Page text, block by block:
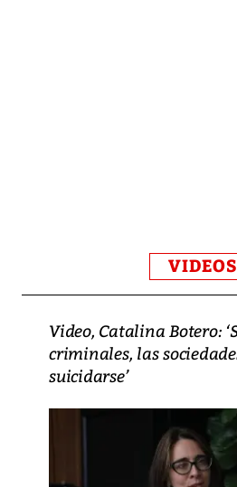
VIDEOS
Video, Catalina Botero:
criminales, las
suicidarse’